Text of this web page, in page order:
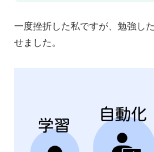
一度挫折した私ですが、勉強し
せました。